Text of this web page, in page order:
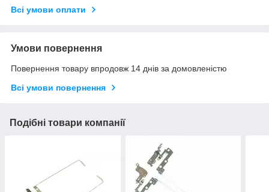
Всі умови оплати
Умови повернення
Повернення товару впродовж 14 днів за домовленістю
Всі умови повернення
Подібні товари компанії